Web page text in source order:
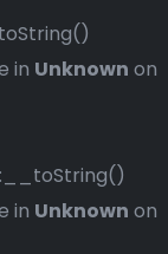
in Unknown on
in Unknown on